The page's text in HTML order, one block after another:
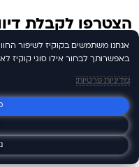
הצטרפו לקבלת
F
a
Y
o
אנחנו משתמשים בקוקיז לשיפור
באפשרותך לבחור אילו סוגי קוקיז
מדיניות פרטיות